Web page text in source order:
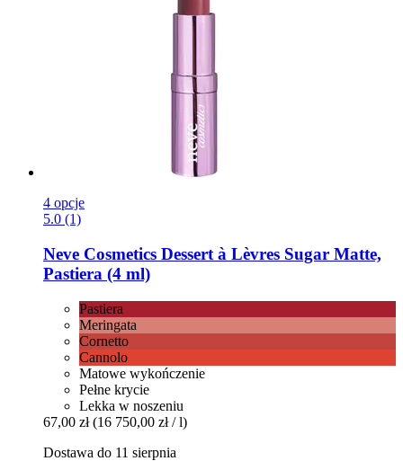
4 opcje
5.0 (1)
Neve Cosmetics Dessert à Lèvres Sugar Matte,
Pastiera (4 ml)
Pastiera
Meringata
Cornetto
Cannolo
Matowe wykończenie
Pełne krycie
Lekka w noszeniu
67,00 zł (16 750,00 zł / l)
Dostawa do 11 sierpnia